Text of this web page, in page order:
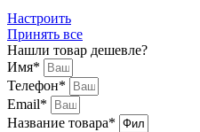
Настроить
Принять все
Нашли товар дешевле?
Имя*
Телефон*
Email*
Название товара*